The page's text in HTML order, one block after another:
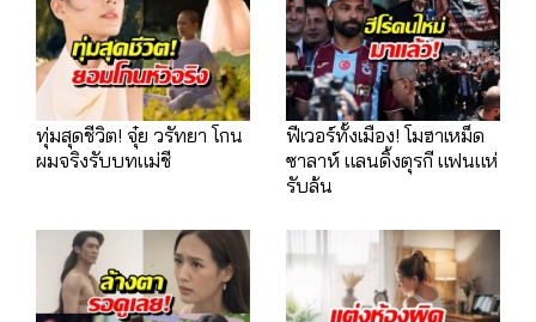
ทุ่มสุดชีวิต! จุ๋ย วรัทยา โกน
ผมจริงรับบทแม่ชี
ฟีเวอร์ทั้งเมือง! โมฮาเหม็ด
ซาลาห์ แลนดิ้งตุรกี แฟนแห่
รับล้น